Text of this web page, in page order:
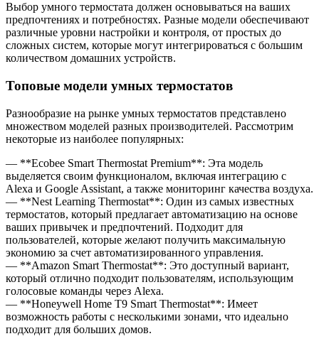
Выбор умного термостата должен основываться на ваших
предпочтениях и потребностях. Разные модели обеспечивают
различные уровни настройки и контроля, от простых до
сложных систем, которые могут интегрироваться с большим
количеством домашних устройств.
Топовые модели умных термостатов
Разнообразие на рынке умных термостатов представлено
множеством моделей разных производителей. Рассмотрим
некоторые из наиболее популярных:
— **Ecobee Smart Thermostat Premium**: Эта модель
выделяется своим функционалом, включая интеграцию с
Alexa и Google Assistant, а также мониторинг качества воздуха.
— **Nest Learning Thermostat**: Один из самых известных
термостатов, который предлагает автоматизацию на основе
ваших привычек и предпочтений. Подходит для
пользователей, которые желают получить максимальную
экономию за счет автоматизированного управления.
— **Amazon Smart Thermostat**: Это доступный вариант,
который отлично подходит пользователям, использующим
голосовые команды через Alexa.
— **Honeywell Home T9 Smart Thermostat**: Имеет
возможность работы с несколькими зонами, что идеально
подходит для больших домов.